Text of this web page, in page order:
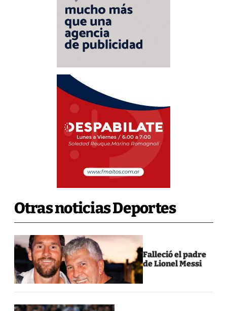
Otras noticias Deportes
Falleció el padre
de Lionel Messi